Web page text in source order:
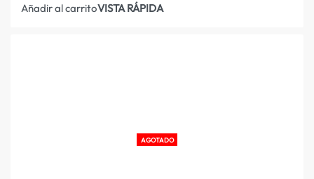
Añadir al carritoVISTA RÁPIDA
AGOTADO